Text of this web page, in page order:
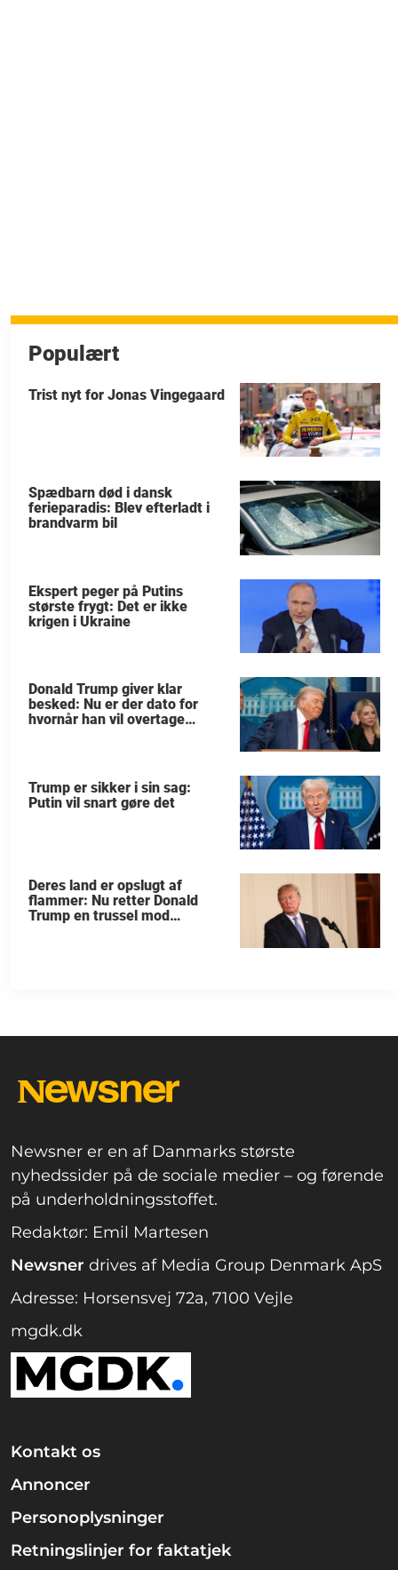
Populært
Trist nyt for Jonas Vingegaard
Spædbarn død i dansk
ferieparadis: Blev efterladt i
brandvarm bil
Ekspert peger på Putins
største frygt: Det er ikke
krigen i Ukraine
Donald Trump giver klar
besked: Nu er der dato for
hvornår han vil overtage
Trump er sikker i sin sag:
Putin vil snart gøre det
Deres land er opslugt af
flammer: Nu retter Donald
Trump en trussel mod
Newsner er en af Danmarks største
nyhedssider på de sociale medier – og førende
på underholdningsstoffet.
Redaktør: Emil Martesen
Newsner drives af Media Group Denmark ApS
Adresse: Horsensvej 72a, 7100 Vejle
mgdk.dk
Kontakt os
Annoncer
Personoplysninger
Retningslinjer for faktatjek